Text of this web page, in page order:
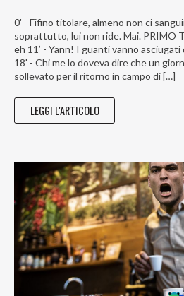
0' - Fifino titolare, almeno non ci
soprattutto, lui non ride. Mai. PRIMO
eh 11’ - Yann! I guanti vanno
18' - Chi me lo doveva dire che un
sollevato per il ritorno in campo di […]
LEGGI L'ARTICOLO